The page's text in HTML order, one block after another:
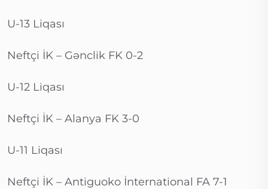
U-13 Liqası
Neftçi İK – Gənclik FK 0-2
U-12 Liqası
Neftçi İK – Alanya FK 3-0
U-11 Liqası
Neftçi İK – Antiguoko İnternational FA 7-1